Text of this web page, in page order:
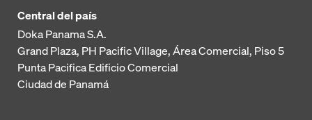
Central del país
Doka Panama S.A.
Grand Plaza, PH Pacific Village, Área Comercial, Piso 5
Punta PacificaEdificio Comercial
Ciudad de Panamá